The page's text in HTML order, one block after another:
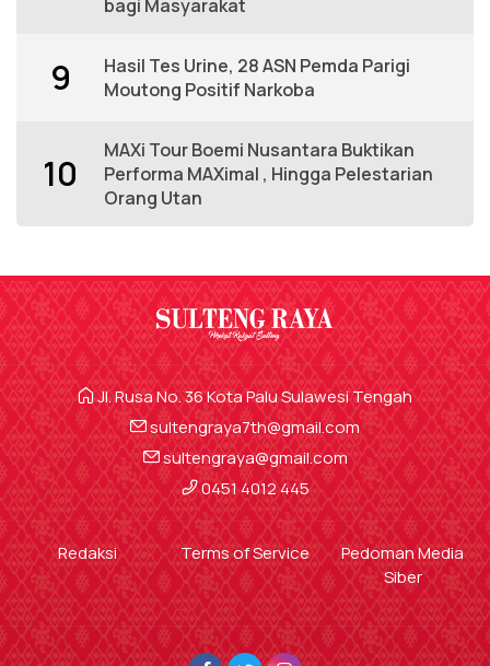
bagi Masyarakat
9
Hasil Tes Urine, 28 ASN Pemda Parigi
Moutong Positif Narkoba
10
MAXi Tour Boemi Nusantara Buktikan
Performa MAXimal , Hingga Pelestarian
Orang Utan
Jl. Rusa No. 36 Kota Palu Sulawesi Tengah
sultengraya7th@gmail.com
sultengraya@gmail.com
0451 4012 445
Redaksi Terms of Service
Pedoman Media
Siber